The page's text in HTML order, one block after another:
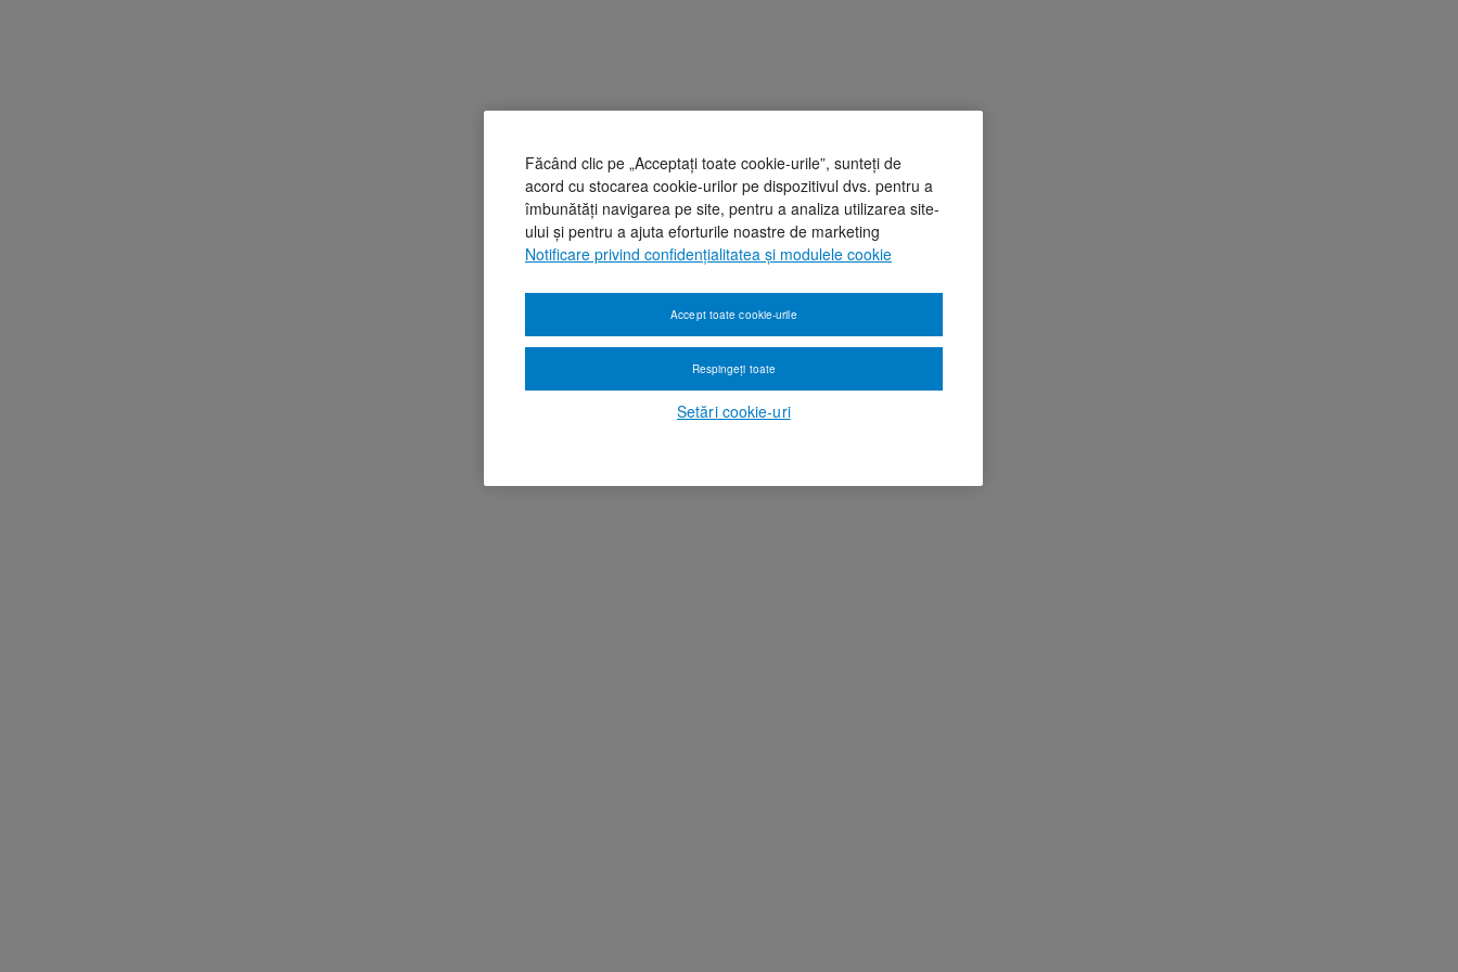
Făcând clic pe „Acceptați toate cookie-urile”, sunteți de
acord cu stocarea cookie-urilor pe dispozitivul dvs. pentru a
îmbunătăți navigarea pe site, pentru a analiza utilizarea site-
ului și pentru a ajuta eforturile noastre de marketing
Notificare privind confidențialitatea și modulele cookie
Setări cookie-uri
Respingeți toate
Accept toate cookie-urile